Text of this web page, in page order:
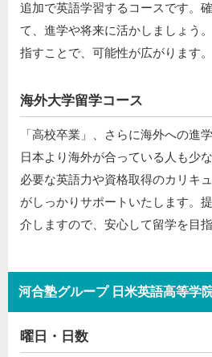
追加で英語学習するコースです。
て、進学や将来に活かしましょう
指すことで、可能性が広がります。
海外大学留学コース
「高校卒業」、さらに海外への進
日本より海外が合っている人も少
必要な英語力や資格取得のカリキ
がしっかりサポートいたします。
介しますので、安心して留学を目
河合塾グループ 日米英語高等学
曜日・日数